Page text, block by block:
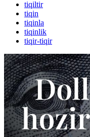
tiqiltir
tiqin
tiqinla
tiqinlik
tiqir-tiqir